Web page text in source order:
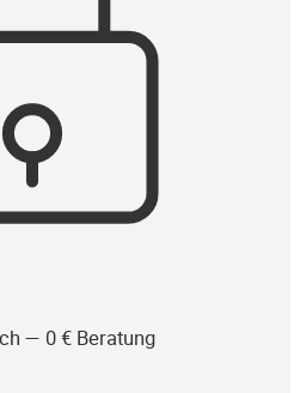
— 0 € Beratung